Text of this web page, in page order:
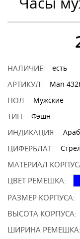
НАЛИЧИЕ: есть
АРТИКУЛ: Man
ПОЛ: Мужские
ТИП: Фэшн
ИНДИКАЦИЯ:
ЦИФЕРБЛАТ:
МАТЕРИАЛ
ЦВЕТ РЕМЕШКА:
РАЗМЕР КОРПУСА:
ВЫСОТА КОРПУСА:
ШИРИНА РЕМЕШКА: